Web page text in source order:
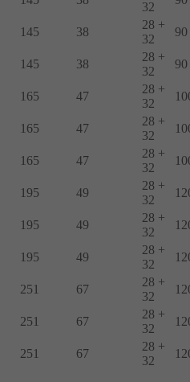
32
145 38
28 +
32
90
145 38
28 +
32
90
165 47
28 +
32
165 47
28 +
32
165 47
28 +
32
195 49
28 +
32
195 49
28 +
32
195 49
28 +
32
251 67
28 +
32
251 67
28 +
32
251 67
28 +
32